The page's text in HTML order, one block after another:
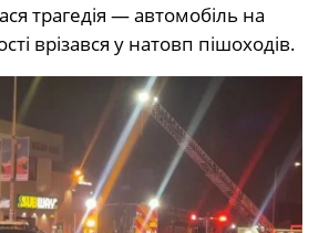
трагедія — автомобіль на
врізався у натовп пішоходів.